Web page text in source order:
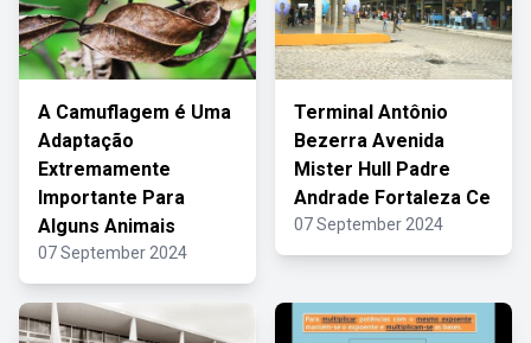
A Camuflagem é Uma
Adaptação
Extremamente
Importante Para
Alguns Animais
07 September 2024
Terminal Antônio
Bezerra Avenida
Mister Hull Padre
Andrade Fortaleza Ce
07 September 2024